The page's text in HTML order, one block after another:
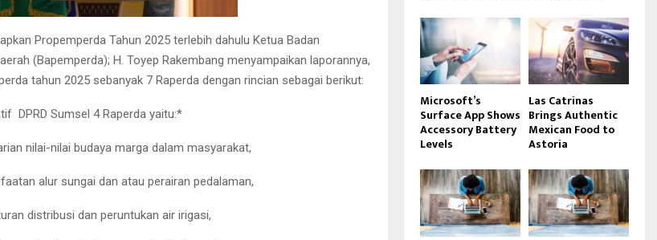
Propemperda Tahun 2025 terlebih dahulu Ketua Badan
(Bapemperda); H. Toyep Rakembang menyampaikan laporannya,
tahun 2025 sebanyak 7 Raperda dengan rincian sebagai berikut:
DPRD Sumsel 4 Raperda yaitu:*
nilai-nilai budaya marga dalam masyarakat,
alur sungai dan atau perairan pedalaman,
distribusi dan peruntukan air irigasi,
Microsoft’s
Surface App Shows
Accessory Battery
Levels
Las Catrinas
Brings Authentic
Mexican Food to
Astoria